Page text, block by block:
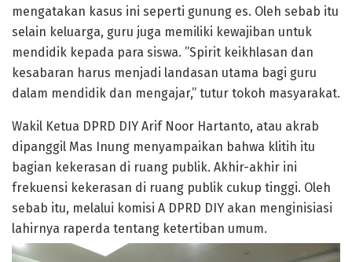
mengatakan kasus ini seperti gunung es. Oleh sebab itu
selain keluarga, guru juga memiliki kewajiban untuk
mendidik kepada para siswa. ”Spirit keikhlasan dan
kesabaran harus menjadi landasan utama bagi guru
dalam mendidik dan mengajar,” tutur tokoh masyarakat.
Wakil Ketua DPRD DIY Arif Noor Hartanto, atau akrab
dipanggil Mas Inung menyampaikan bahwa klitih itu
bagian kekerasan di ruang publik. Akhir-akhir ini
frekuensi kekerasan di ruang publik cukup tinggi. Oleh
sebab itu, melalui komisi A DPRD DIY akan menginisiasi
lahirnya raperda tentang ketertiban umum.